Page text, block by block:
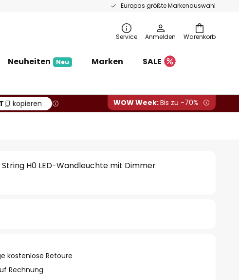
Europas größte Markenauswahl
Warenkorb
Service Anmelden
Neuheiten Neu Marken
SALE
kopieren WOW Week:Bis zu -70%
String H0 LED-Wandleuchte mit Dimmer
kostenlose Retoure
Rechnung